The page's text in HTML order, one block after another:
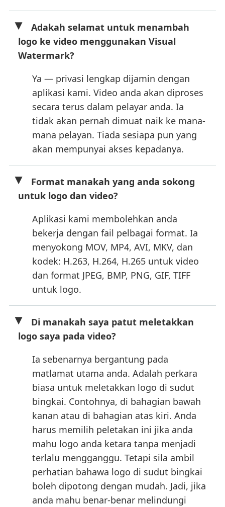
Adakah selamat untuk menambah
logo ke video menggunakan Visual
Watermark?
Ya — privasi lengkap dijamin dengan
aplikasi kami. Video anda akan diproses
secara terus dalam pelayar anda. Ia
tidak akan pernah dimuat naik ke mana-
mana pelayan. Tiada sesiapa pun yang
akan mempunyai akses kepadanya.
Format manakah yang anda sokong
untuk logo dan video?
Aplikasi kami membolehkan anda
bekerja dengan fail pelbagai format. Ia
menyokong MOV, MP4, AVI, MKV, dan
kodek: H.263, H.264, H.265 untuk video
dan format JPEG, BMP, PNG, GIF, TIFF
untuk logo.
Di manakah saya patut meletakkan
logo saya pada video?
Ia sebenarnya bergantung pada
matlamat utama anda. Adalah perkara
biasa untuk meletakkan logo di sudut
bingkai. Contohnya, di bahagian bawah
kanan atau di bahagian atas kiri. Anda
harus memilih peletakan ini jika anda
mahu logo anda ketara tanpa menjadi
terlalu mengganggu. Tetapi sila ambil
perhatian bahawa logo di sudut bingkai
boleh dipotong dengan mudah. Jadi, jika
anda mahu benar-benar melindungi